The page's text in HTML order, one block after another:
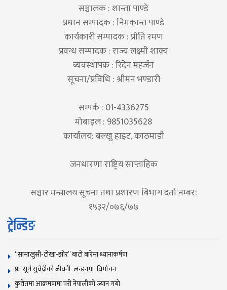
सञ्चालक : शान्ता पाण्डे
प्रधान सम्पादक : निमकान्त पाण्डे
कार्यकारी सम्पादक : प्रीति रमण
प्रवन्ध सम्पादक : राज्य लक्ष्मी शाक्य
ब्यवस्थापक : रिदेन महर्जन
सूचना/प्रविधि : श्रीमन भण्डारी
सम्पर्क : 01-4336275
मोबाइल : 9851035628
कार्यालय: बल्खु हाइट, काठमाडौं
जनधारणा राष्ट्रिय साप्ताहिक
सञ्चार मन्त्रालय सूचना तथा प्रशारण बिभाग दर्ता नम्बर:
१५३२/०७६/७७
ट्रेन्डिङ
“सामाखुसी-टोखा-झोर” बाटो बारेमा ध्यानाकर्षण
प्रा सूर्य सुवेदीको जीवनी लन्डनमा विमोचन
कुवेतमा आक्रमणमा परी नेपालीको ज्यान गयाे